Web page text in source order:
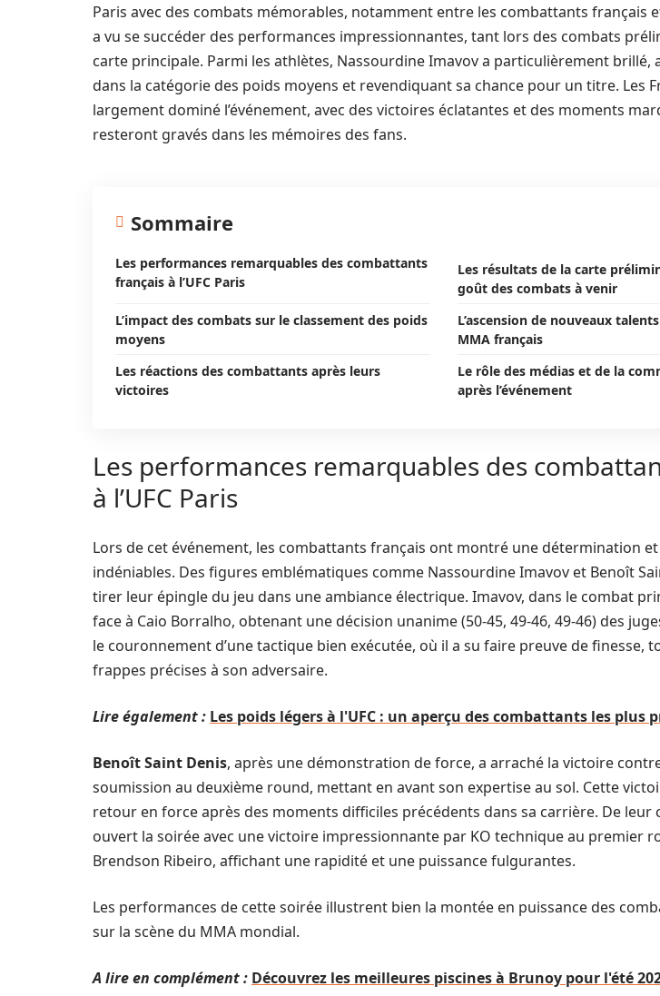
Paris avec des combats mémorables, notamment entre les combattants français
a vu se succéder des performances impressionnantes, tant lors des combats
carte principale. Parmi les athlètes, Nassourdine Imavov a particulièrement brillé,
dans la catégorie des poids moyens et revendiquant sa chance pour un titre. Les
largement dominé l’événement, avec des victoires éclatantes et des moments
resteront gravés dans les mémoires des fans.
Sommaire
Les performances remarquables des combattants
français à l’UFC Paris
Les résultats de la carte
goût des combats à venir
L’impact des combats sur le classement des poids
moyens
L’ascension de nouveaux
MMA français
Les réactions des combattants après leurs
victoires
Le rôle des médias et de la
après l’événement
Les performances remarquables des
à l’UFC Paris
Lors de cet événement, les combattants français ont montré une détermination
indéniables. Des figures emblématiques comme Nassourdine Imavov et Benoît
tirer leur épingle du jeu dans une ambiance électrique. Imavov, dans le combat
face à Caio Borralho, obtenant une décision unanime (50-45, 49-46, 49-46) des
le couronnement d’une tactique bien exécutée, où il a su faire preuve de finesse,
frappes précises à son adversaire.
Lire également : Les poids légers à l'UFC : un aperçu des combattants les plus
Benoît Saint Denis, après une démonstration de force, a arraché la victoire
soumission au deuxième round, mettant en avant son expertise au sol. Cette
retour en force après des moments difficiles précédents dans sa carrière. De leur
ouvert la soirée avec une victoire impressionnante par KO technique au premier
Brendson Ribeiro, affichant une rapidité et une puissance fulgurantes.
Les performances de cette soirée illustrent bien la montée en puissance des
sur la scène du MMA mondial.
A lire en complément : Découvrez les meilleures piscines à Brunoy pour l'été